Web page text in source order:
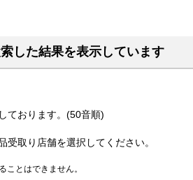
した結果を表示しています
ております。(50音順)
受取り店舗を選択してください。
ことはできません。